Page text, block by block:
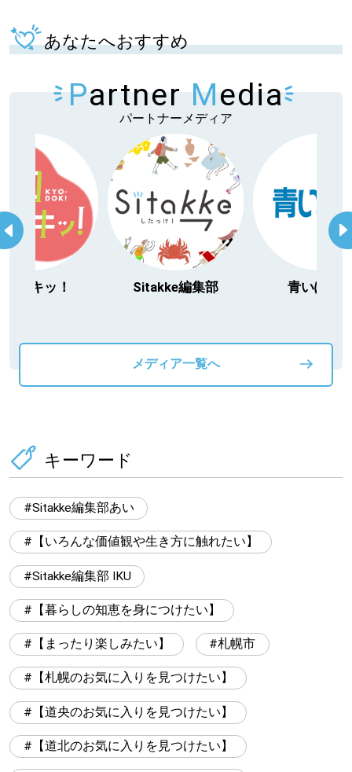
あなたへおすすめ
Partner Media
パートナーメディア
日ドキッ！ Sitakke編集部 青いぽす
メディア一覧へ
キーワード
Sitakke編集部あい
【いろんな価値観や生き方に触れたい】
Sitakke編集部 IKU
【暮らしの知恵を身につけたい】
【まったり楽しみたい】 札幌市
【札幌のお気に入りを見つけたい】
【道央のお気に入りを見つけたい】
【道北のお気に入りを見つけたい】